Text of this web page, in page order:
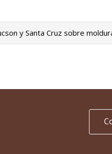
y Santa Cruz sobre